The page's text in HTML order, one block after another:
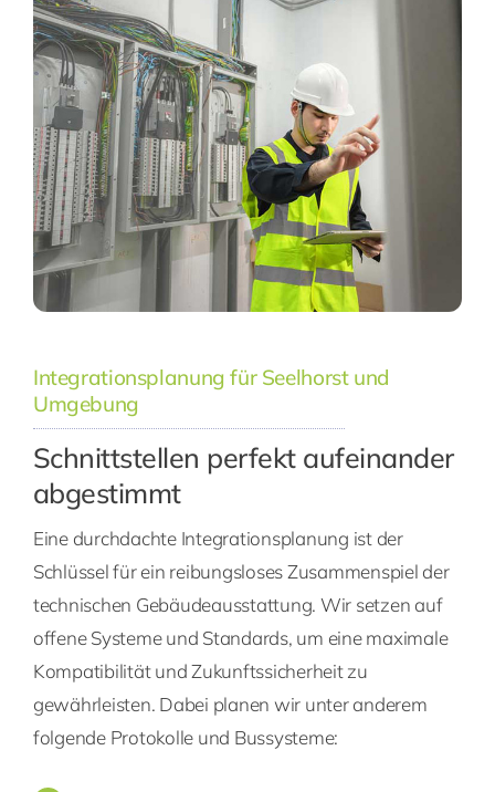
Integrationsplanung für Seelhorst und
Umgebung
Schnittstellen perfekt aufeinander
abgestimmt
Eine durchdachte Integrationsplanung ist der
Schlüssel für ein reibungsloses Zusammenspiel der
technischen Gebäudeausstattung. Wir setzen auf
offene Systeme und Standards, um eine maximale
Kompatibilität und Zukunftssicherheit zu
gewährleisten. Dabei planen wir unter anderem
folgende Protokolle und Bussysteme: